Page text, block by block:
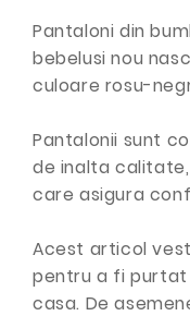
Pantaloni din
bebelusi nou
culoare rosu-
Pantalonii sunt
de inalta
care asigura
Acest articol
pentru a fi purtat
casa. De